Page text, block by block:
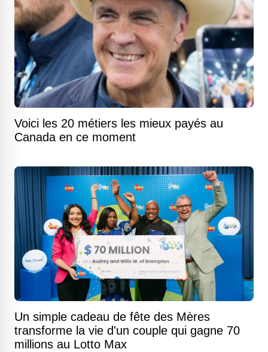
Voici les 20 métiers les mieux payés au
Canada en ce moment
Un simple cadeau de fête des Mères
transforme la vie d'un couple qui gagne 70
millions au Lotto Max